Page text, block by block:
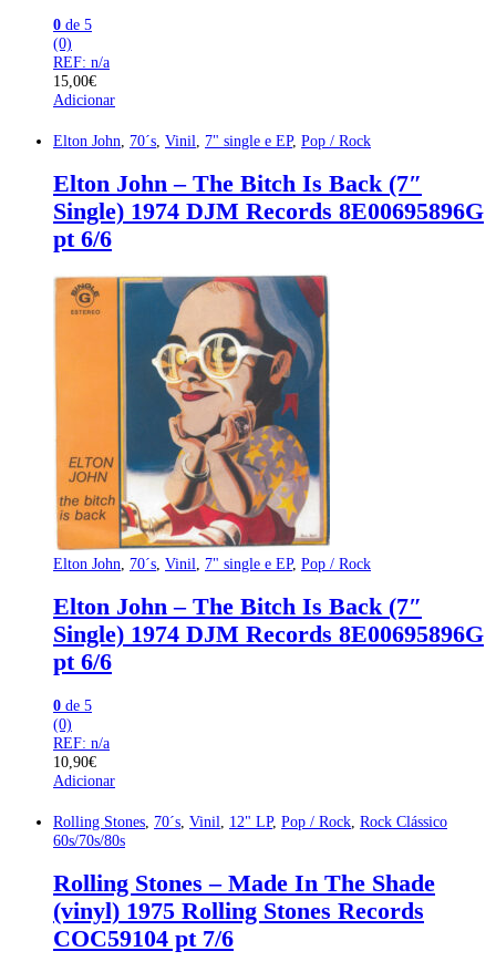
0 de 5
(0)
REF: n/a
15,00€
Adicionar
Elton John 70´s Vinil 7" single e EP, Pop / Rock
Elton John – The Bitch Is Back (7″
Single) 1974 DJM Records 8E00695896G
pt 6/6
Elton John 70´s Vinil 7" single e EP, Pop / Rock
Elton John – The Bitch Is Back (7″
Single) 1974 DJM Records 8E00695896G
pt 6/6
0 de 5
(0)
REF: n/a
10,90€
Adicionar
Rolling Stones 70´s Vinil 12" LP, Pop / Rock Rock Clássico
60s/70s/80s
Rolling Stones – Made In The Shade
(vinyl) 1975 Rolling Stones Records
COC59104 pt 7/6